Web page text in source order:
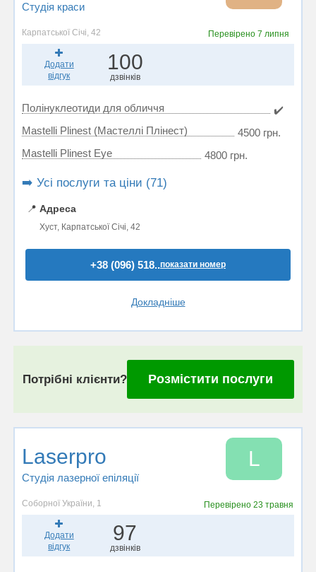
Студія краси
Карпатської Січі, 42 Перевірено7 липня
Додати
відгук
100
дзвінків
Полінуклеотиди для обличчя
✔️
Mastelli Plinest (Мастеллі Плінест)
4500 грн.
Mastelli Plinest Eye
4800 грн.
➡️ Усі послуги та ціни (71)
📍 Адреса
Хуст, Карпатської Січі, 42
+38 (096) 518..показати номер
Докладніше
Потрібні клієнти? Розмістити послуги
Laserpro
Студія лазерної епіляції
L
Соборної України, 1 Перевірено23 травня
Додати
відгук
97
дзвінків